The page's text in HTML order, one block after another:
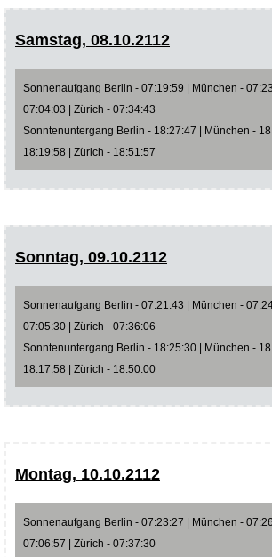
Samstag, 08.10.2112
Sonnenaufgang Berlin - 07:19:59 | München -
07:04:03 | Zürich - 07:34:43
Sonntenuntergang Berlin - 18:27:47 | München -
18:19:58 | Zürich - 18:51:57
Sonntag, 09.10.2112
Sonnenaufgang Berlin - 07:21:43 | München -
07:05:30 | Zürich - 07:36:06
Sonntenuntergang Berlin - 18:25:30 | München -
18:17:58 | Zürich - 18:50:00
Montag, 10.10.2112
Sonnenaufgang Berlin - 07:23:27 | München -
07:06:57 | Zürich - 07:37:30